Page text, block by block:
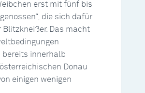
erst mit fünf bis
die sich dafür
Das macht
bereits innerhalb
Donau
einigen wenigen